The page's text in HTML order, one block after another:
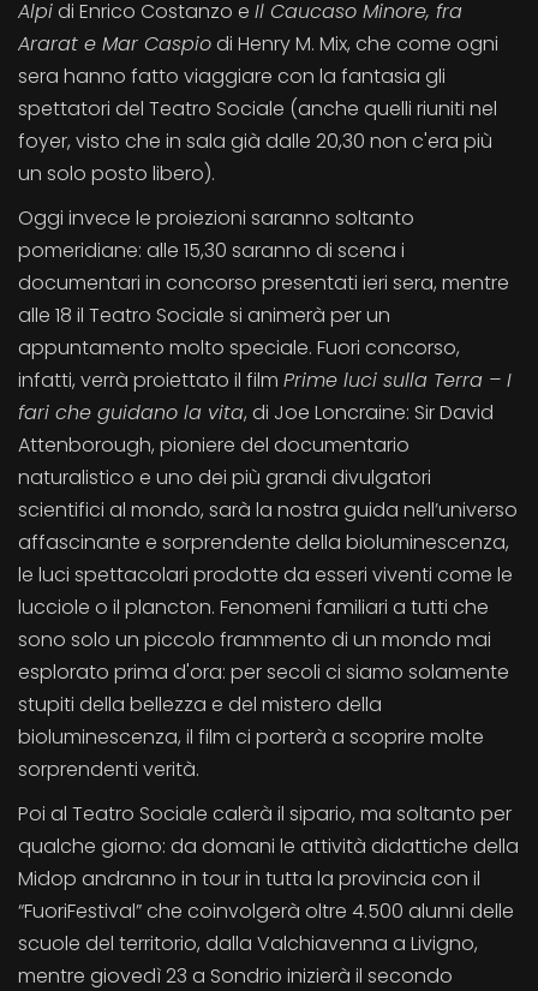
Alpidi Enrico Costanzo e Il Caucaso Minore, fra
Ararat e Mar Caspiodi Henry M. Mix, che come ogni
sera hanno fatto viaggiare con la fantasia gli
spettatori del Teatro Sociale (anche quelli riuniti nel
foyer, visto che in sala già dalle 20,30 non c'era più
un solo posto libero).
Oggi invece le proiezioni saranno soltanto
pomeridiane: alle 15,30 saranno di scena i
documentari in concorso presentati ieri sera, mentre
alle 18 il Teatro Sociale si animerà per un
appuntamento molto speciale. Fuori concorso,
infatti, verrà proiettato il film Prime luci sulla Terra – I
fari che guidano la vita, di Joe Loncraine: Sir David
Attenborough, pioniere del documentario
naturalistico e uno dei più grandi divulgatori
scientifici al mondo, sarà la nostra guida nell’universo
affascinante e sorprendente della bioluminescenza,
le luci spettacolari prodotte da esseri viventi come le
lucciole o il plancton. Fenomeni familiari a tutti che
sono solo un piccolo frammento di un mondo mai
esplorato prima d'ora: per secoli ci siamo solamente
stupiti della bellezza e del mistero della
bioluminescenza, il film ci porterà a scoprire molte
sorprendenti verità.
Poi al Teatro Sociale calerà il sipario, ma soltanto per
qualche giorno: da domani le attività didattiche della
Midop andranno in tour in tutta la provincia con il
“FuoriFestival” che coinvolgerà oltre 4.500 alunni delle
scuole del territorio, dalla Valchiavenna a Livigno,
mentre giovedì 23 a Sondrio inizierà il secondo